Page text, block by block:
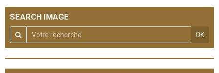
SEARCH IMAGE
OK